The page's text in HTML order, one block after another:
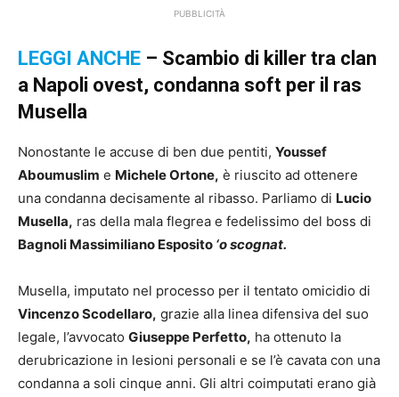
PUBBLICITÀ
LEGGI ANCHE – Scambio di killer tra clan
a Napoli ovest, condanna soft per il ras
Musella
Nonostante le accuse di ben due pentiti, Youssef
Aboumuslim e Michele Ortone, è riuscito ad ottenere
una condanna decisamente al ribasso. Parliamo di Lucio
Musella, ras della mala flegrea e fedelissimo del boss di
Bagnoli Massimiliano Esposito ‘o scognat.
Musella, imputato nel processo per il tentato omicidio di
Vincenzo Scodellaro, grazie alla linea difensiva del suo
legale, l’avvocato Giuseppe Perfetto, ha ottenuto la
derubricazione in lesioni personali e se l’è cavata con una
condanna a soli cinque anni. Gli altri coimputati erano già